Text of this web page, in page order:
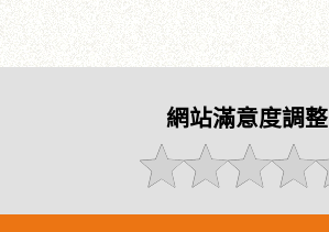
網站滿意度調整